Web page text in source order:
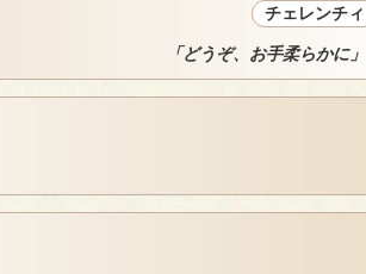
チェレンチィ
「どうぞ、お手柔らかに」